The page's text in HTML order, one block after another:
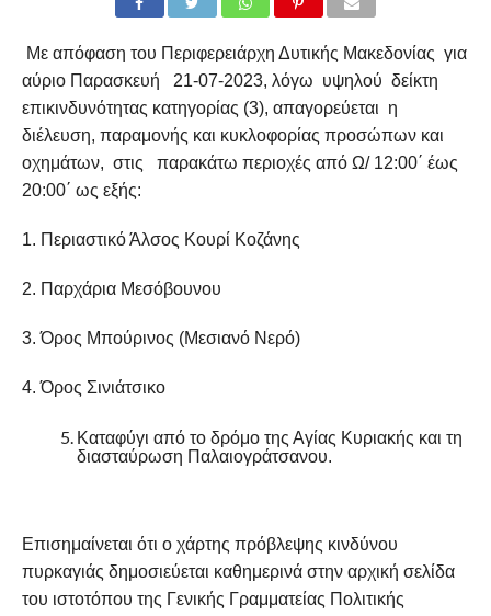
Με απόφαση του Περιφερειάρχη Δυτικής Μακεδονίας για
αύριο Παρασκευή 21-07-2023, λόγω υψηλού δείκτη
επικινδυνότητας κατηγορίας (3), απαγορεύεται η
διέλευση, παραμονής και κυκλοφορίας προσώπων και
οχημάτων, στις παρακάτω περιοχές από Ω/ 12:00΄ έως
20:00΄ ως εξής:
1. Περιαστικό Άλσος Κουρί Κοζάνης
2. Παρχάρια Μεσόβουνου
3. Όρος Μπούρινος (Μεσιανό Νερό)
4. Όρος Σινιάτσικο
Καταφύγι από το δρόμο της Αγίας Κυριακής και τη
διασταύρωση Παλαιογράτσανου.
Επισημαίνεται ότι ο χάρτης πρόβλεψης κινδύνου
πυρκαγιάς δημοσιεύεται καθημερινά στην αρχική σελίδα
του ιστοτόπου της Γενικής Γραμματείας Πολιτικής